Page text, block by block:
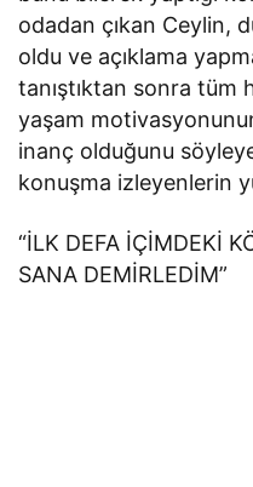
odadan çıkan Ceylin,
oldu ve açıklama
tanıştıktan sonra tüm
yaşam
inanç olduğunu
konuşma izleyenlerin
“İLK DEFA İÇİMDEKİ
SANA DEMİRLEDİM”